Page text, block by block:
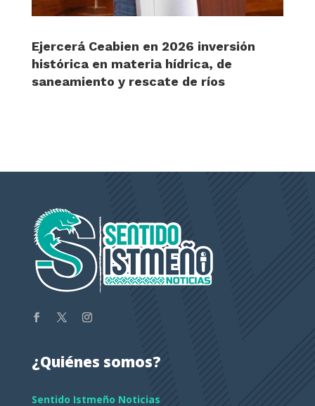
Ejercerá Ceabien en 2026 inversión
histórica en materia hídrica, de
saneamiento y rescate de ríos
¿Quiénes somos?
Sentido Istmeño Noticias